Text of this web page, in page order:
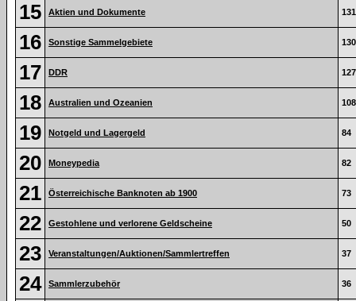
15 Aktien und Dokumente 131
16 Sonstige Sammelgebiete 130
17 DDR 127
18 Australien und Ozeanien 108
19 Notgeld und Lagergeld 84
20 Moneypedia 82
21 Österreichische Banknoten ab 1900 73
22 Gestohlene und verlorene Geldscheine 50
23 Veranstaltungen/Auktionen/Sammlertreffen 37
24 Sammlerzubehör 36